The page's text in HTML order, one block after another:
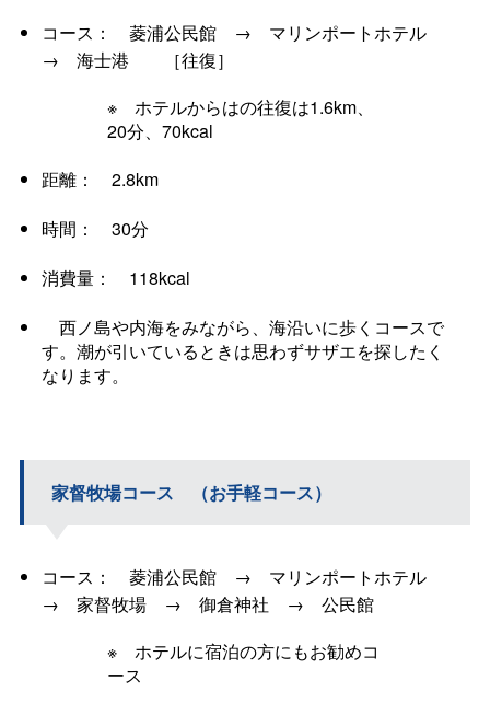
コース： 菱浦公民館 → マリンポートホテル
→ 海士港 ［往復］
※ ホテルからはの往復は1.6km、
20分、70kcal
距離： 2.8km
時間： 30分
消費量： 118kcal
西ノ島や内海をみながら、海沿いに歩くコースで
す。潮が引いているときは思わずサザエを探したく
なります。
家督牧場コース （お手軽コース）
コース： 菱浦公民館 → マリンポートホテル
→ 家督牧場 → 御倉神社 → 公民館
※ ホテルに宿泊の方にもお勧めコ
ース